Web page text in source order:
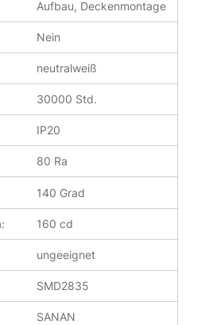
Aufbau, Deckenmontage
Nein
neutralweiß
30000 Std.
IP20
80 Ra
140 Grad
160 cd
ungeeignet
SMD2835
SANAN